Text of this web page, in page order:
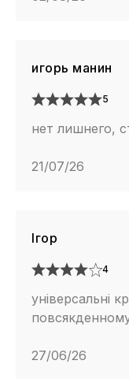
игорь манин
5
нет лишнего,
21/07/26
Ігор
4
універсальні
27/06/26